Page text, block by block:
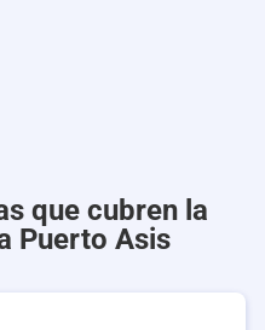
que cubren la
Puerto Asis